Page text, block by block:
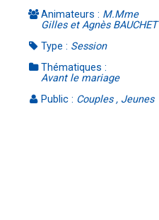
Animateurs : M.Mme
Gilles et Agnès BAUCHET
Type : Session
Thématiques :
Avant le mariage
Public : Couples , Jeunes